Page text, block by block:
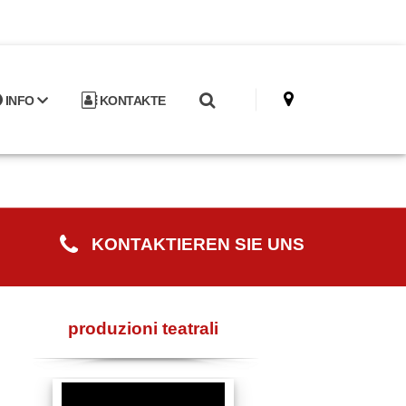
INFO KONTAKTE
KONTAKTIEREN SIE UNS
produzioni teatrali